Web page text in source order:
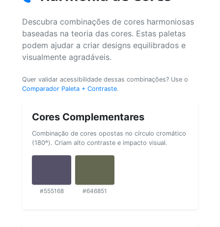
Descubra combinações de cores harmoniosas
baseadas na teoria das cores. Estas paletas
podem ajudar a criar designs equilibrados e
visualmente agradáveis.
Quer validar acessibilidade dessas combinações? Use o
Comparador Paleta + Contraste.
Cores Complementares
Combinação de cores opostas no círculo cromático
(180º). Criam alto contraste e impacto visual.
#555168 #646851